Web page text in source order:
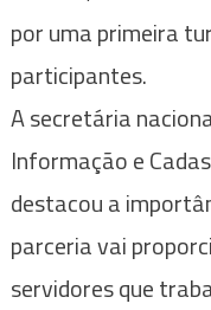
por uma primeira
participantes.
A secretária
Informação e
destacou a
parceria vai
servidores que